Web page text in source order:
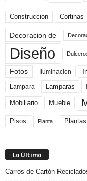
Construccion Cortinas
Decoracion de
Diseño
Fotos Iluminacion
Lampara Lamparas
Mobiliario Mueble
Pisos Planta Plantas
Lo Último
Carros de Cartón